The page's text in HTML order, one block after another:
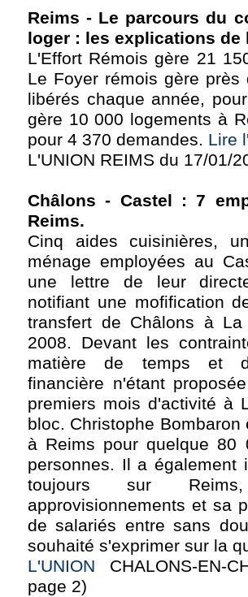
Reims - Le parcours du
loger : les explications de
L'Effort Rémois gère 21
Le Foyer rémois gère
libérés chaque année,
gère 10 000 logements à
pour 4 370 demandes. Lire
L'UNION REIMS du 17/01/
Châlons - Castel : 7
Reims.
Cinq aides cuisinières,
ménage employées au
une lettre de leur
notifiant une mofification
transfert de Châlons à
2008. Devant les
matière de temps et
financière n'étant
premiers mois d'activité à
bloc. Christophe
à Reims pour quelque 80
personnes. Il a également
toujours sur
approvisionnements et sa
de salariés entre sans
souhaité s'exprimer sur la
L'UNION CHALONS-EN-
page 2)